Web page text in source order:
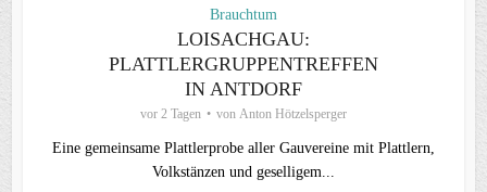
Brauchtum
LOISACHGAU:
PLATTLERGRUPPENTREFFEN
IN ANTDORF
vor 2 Tagen von Anton Hötzelsperger
Eine gemeinsame Plattlerprobe aller Gauvereine mit Plattlern,
Volkstänzen und geselligem...